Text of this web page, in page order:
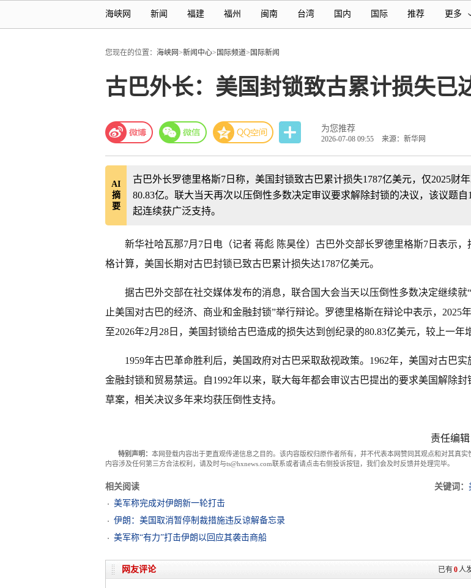
海峡网 新闻 福建 福州 闽南 台湾 国内 国际 推荐 更多
您现在的位置： 海峡网>新闻中心> 国际频道> 国际新闻
古巴外长：美国封锁致古累计损失已
为您推荐
2026-07-08 09:55 来源：新华网
AI
摘
要
古巴外长罗德里格斯7日称，美国封锁致古巴累计损失1787亿美元，仅2025财
80.83亿。联大当天再次以压倒性多数决定审议要求解除封锁的决议，该议题自
起连续获广泛支持。
新华社哈瓦那7月7日电（记者 蒋彪 陈昊佺）古巴外交部长罗德里格斯7日表示，
格计算，美国长期对古巴封锁已致古巴累计损失达1787亿美元。
据古巴外交部在社交媒体发布的消息，联合国大会当天以压倒性多数决定继续就
止美国对古巴的经济、商业和金融封锁”举行辩论。罗德里格斯在辩论中表示，2025年
至2026年2月28日，美国封锁给古巴造成的损失达到创纪录的80.83亿美元，较上一年
1959年古巴革命胜利后，美国政府对古巴采取敌视政策。1962年，美国对古巴实
金融封锁和贸易禁运。自1992年以来，联大每年都会审议古巴提出的要求美国解除封
草案，相关决议多年来均获压倒性支持。
责任编
特别声明： 本网登载内容出于更直观传递信息之目的。该内容版权归原作者所有，并不代表本网赞同其观点和对其真实
内容涉及任何第三方合法权利，请及时与ts@hxnews.com联系或者请点击右侧投诉按钮，我们会及时反馈并处理完毕。
相关阅读 关键词：
美军称完成对伊朗新一轮打击
伊朗：美国取消暂停制裁措施违反谅解备忘录
美军称“有力”打击伊朗以回应其袭击商船
已有0人
网友评论